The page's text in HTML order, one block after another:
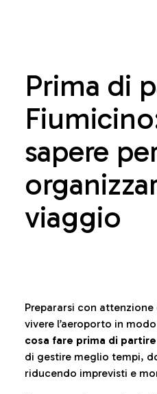
Prima di
sapere
viaggio
Prepararsi con
vivere l’aeroporto in
cosa fare prima di
di gestire meglio tempi,
riducendo imprevisti e